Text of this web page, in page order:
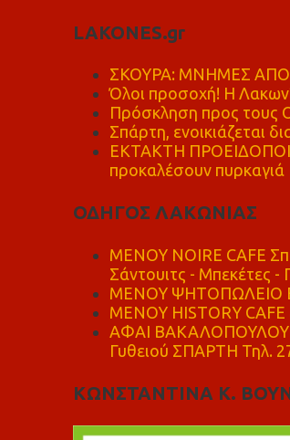
LAKONES.gr
ΣΚΟΥΡΑ: ΜΝΗΜΕΣ ΑΠΟ
Όλοι προσοχή! Η
Πρόσκληση προς τους
Σπάρτη, ενοικιάζεται
ΕΚΤΑΚΤΗ
προκαλέσουν πυρκαγιά
ΟΔΗΓΟΣ ΛΑΚΩΝΙΑΣ
MENOY NOIRE CAFE
Σάντουιτς - Μπεκέτες -
ΜΕΝΟΥ ΨΗΤΟΠΩΛΕΙΟ
ΜΕΝΟΥ HISTORY
ΑΦΑΙ ΒΑΚΑΛΟΠΟΥΛΟΥ
Γυθειού ΣΠΑΡΤΗ Τηλ.
ΚΩΝΣΤΑΝΤΙΝΑ Κ.